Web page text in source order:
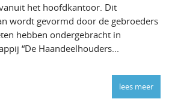
het hoofdkantoor. Dit
wordt gevormd door de gebroeders
hebben ondergebracht in
“De Haandeelhouders...
lees meer